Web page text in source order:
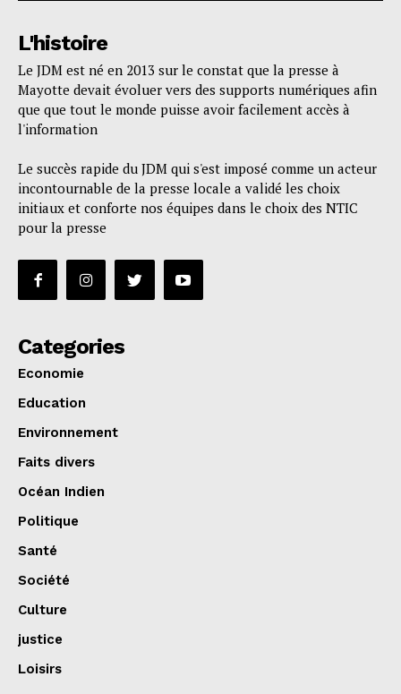
L'histoire
Le JDM est né en 2013 sur le constat que la presse à
Mayotte devait évoluer vers des supports numériques afin
que que tout le monde puisse avoir facilement accès à
l'information
Le succès rapide du JDM qui s'est imposé comme un acteur
incontournable de la presse locale a validé les choix
initiaux et conforte nos équipes dans le choix des NTIC
pour la presse
Categories
Economie
Education
Environnement
Faits divers
Océan Indien
Politique
Santé
Société
Culture
justice
Loisirs